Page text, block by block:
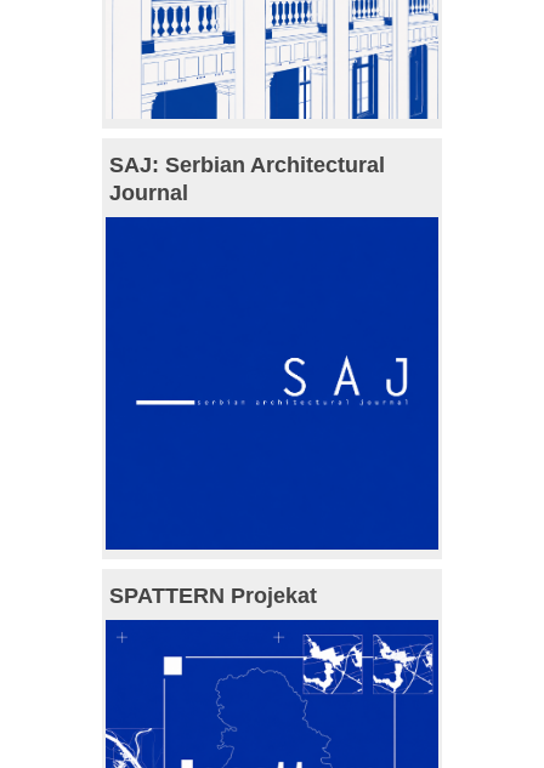
SAJ: Serbian Architectural
Journal
SPATTERN Projekat